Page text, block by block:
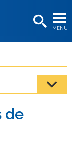
MENÚ
de